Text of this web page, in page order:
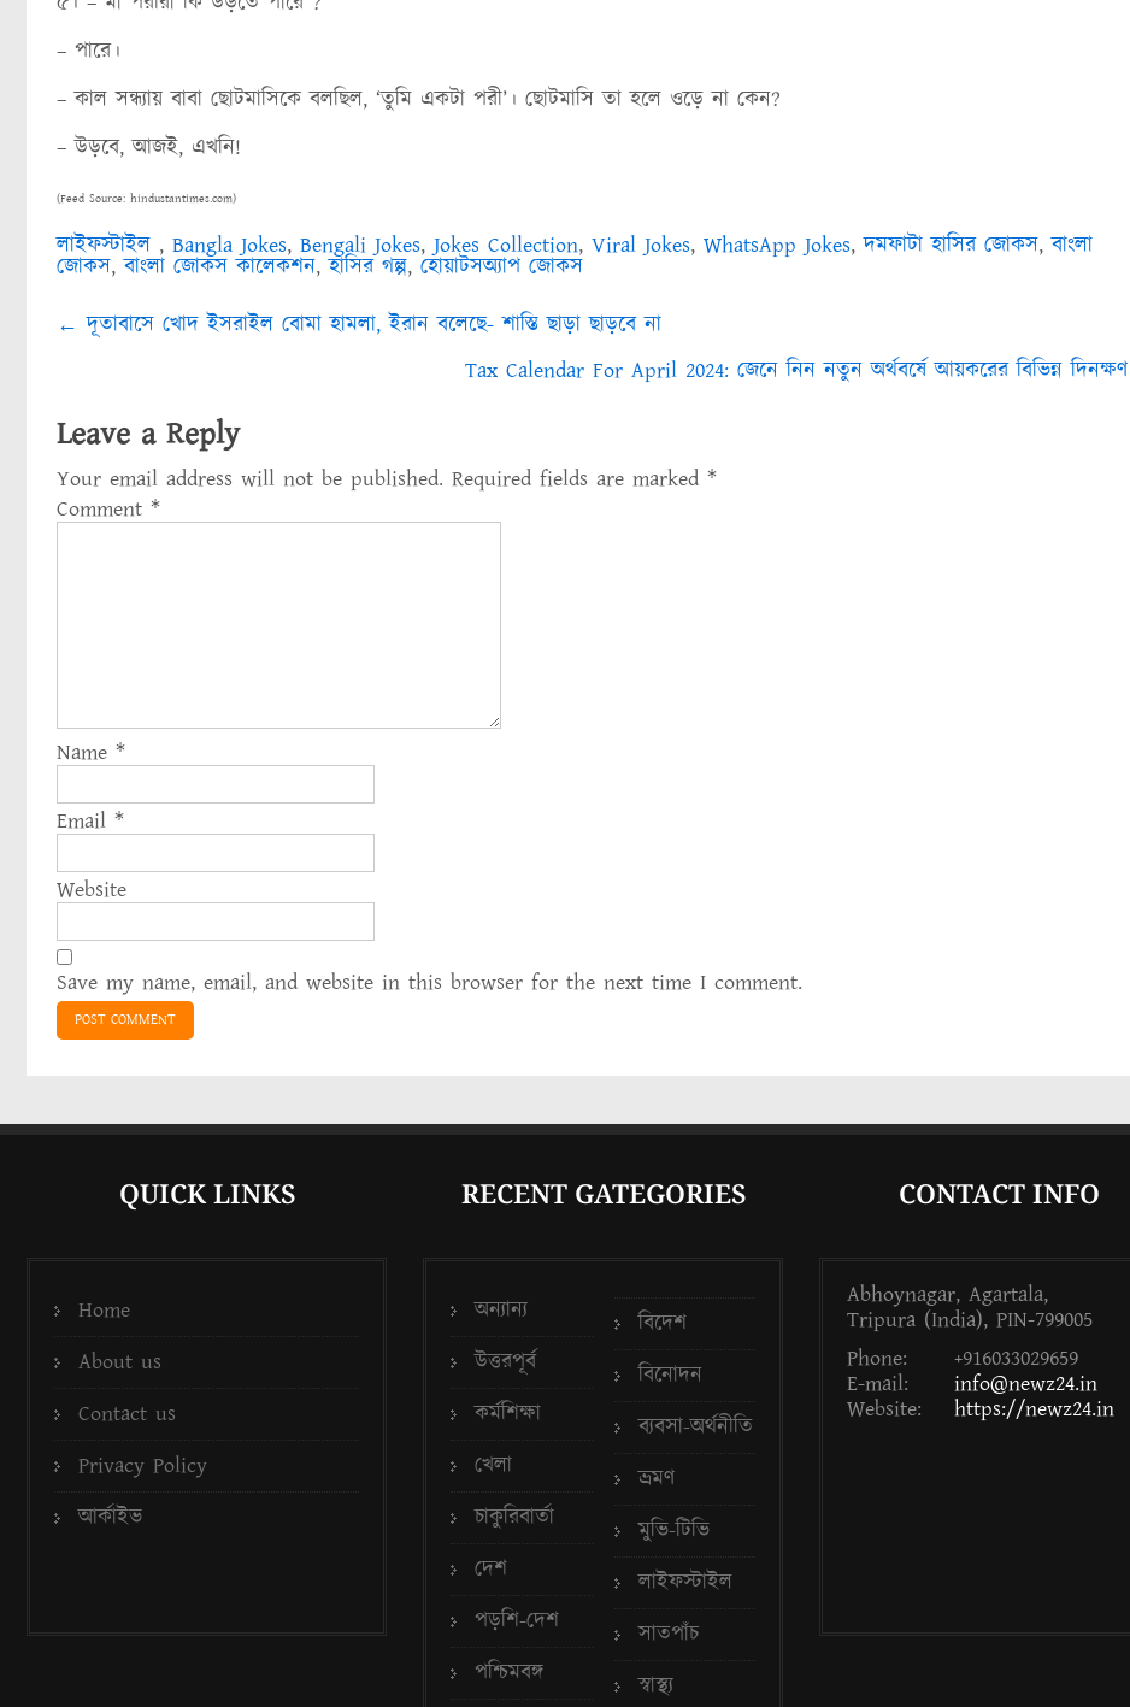
– পারে।
– কাল সন্ধ্যায় বাবা ছোটমাসিকে বলছিল, ‘তুমি একটা পরী’। ছোটমাসি তা হলে ওড়ে না কেন?
– উড়বে, আজই, এখনি!
(Feed Source: hindustantimes.com)
লাইফস্টাইল , Bangla Jokes, Bengali Jokes,Jokes Collection, Viral Jokes, WhatsApp Jokes,দমফাটা হাসির জোকস,বাংলা
জোকস,বাংলা জোকস কালেকশন,হাসির গল্প, হোয়াটসঅ্যাপ জোকস
Post
navigation
← দূতাবাসে খোদ ইসরাইল বোমা হামলা, ইরান বলেছে- শাস্তি ছাড়া ছাড়বে না
Tax Calendar For April 2024: জেনে নিন নতুন অর্থবর্ষে আয়করের বিভিন্ন দিনক্ষণ
Leave a Reply
Your email address will not be published. Required fields are marked *
Comment *
Name *
Email *
Website
Save my name, email, and website in this browser for the next time I comment.
QUICK LINKS
Home
About us
Contact us
Privacy Policy
আর্কাইভ
RECENT GATEGORIES
অন্যান্য
উত্তরপূর্ব
কর্মশিক্ষা
খেলা
চাকুরিবার্তা
দেশ
পড়শি-দেশ
পশ্চিমবঙ্গ
বিদেশ
বিনোদন
ব্যবসা-অর্থনীতি
ভ্রমণ
মুভি-টিভি
লাইফস্টাইল
সাতপাঁচ
স্বাস্থ্য
CONTACT INFO
Abhoynagar, Agartala,
Tripura (India), PIN-799005
Phone:
+916033029659
E-mail:
info@newz24.in
Website:
https://newz24.in